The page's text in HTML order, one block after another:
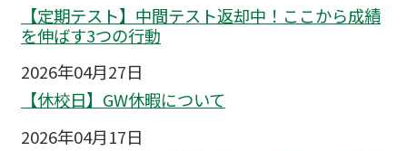
【定期テスト】中間テスト返却中！ここから成績
を伸ばす3つの行動
2026年04月27日
【休校日】GW休暇について
2026年04月17日